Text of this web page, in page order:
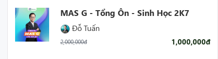
MAS G - Tổng Ôn - Sinh Học 2K7
Đỗ Tuấn
2,000,000đ 1,000,000đ